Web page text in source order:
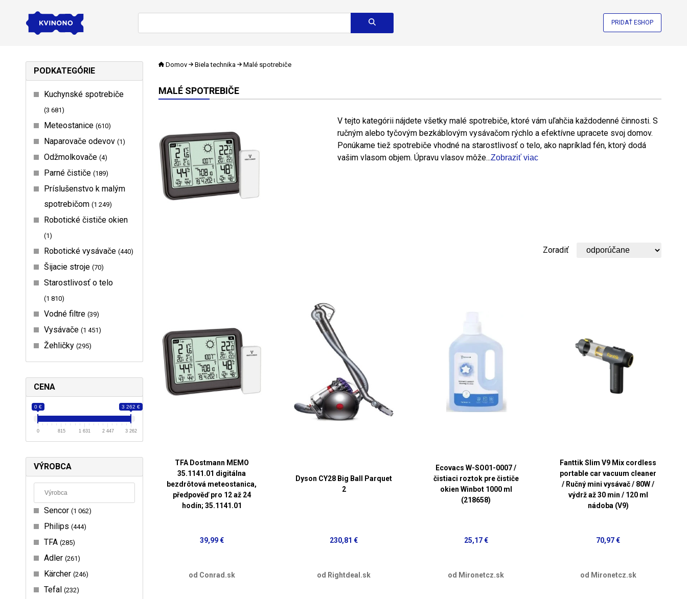
PRIDAŤ ESHOP
PODKATEGÓRIE
Kuchynské spotrebiče
3 681
Meteostanice 610
Naparovače odevov 1
Odžmolkovače 4
Parné čističe 189
Príslušenstvo k malým
spotrebičom 1 249
Robotické čističe okien
1
Robotické vysávače 440
Šijacie stroje 70
Starostlivosť o telo
1 810
Vodné filtre 39
Vysávače 1 451
Žehličky 295
CENA
0 € 3 262 €
0 815 1 631 2 447 3 262
VÝROBCA
Sencor 1 062
Philips 444
TFA 285
Adler 261
Kärcher 246
Tefal 232
Domov Biela technika Malé spotrebiče
MALÉ SPOTREBIČE
V tejto kategórii nájdete všetky malé spotrebiče, ktoré vám uľahčia každodenné činnosti. S
ručným alebo tyčovým bezkáblovým vysávačom rýchlo a efektívne upracete svoj domov.
Ponúkame tiež spotrebiče vhodné na starostlivosť o telo, ako napríklad fén, ktorý dodá
vašim vlasom objem. Úpravu vlasov môže...Zobraziť viac
Zoradiť
TFA Dostmann MEMO
35.1141.01 digitálna
bezdrôtová meteostanica,
předpověď pro 12 až 24
hodín; 35.1141.01
39,99 €
od Conrad.sk
Dyson CY28 Big Ball Parquet
2
230,81 €
od Rightdeal.sk
Ecovacs W-SO01-0007 /
čistiaci roztok pre čističe
okien Winbot 1000 ml
(218658)
25,17 €
od Mironetcz.sk
Fanttik Slim V9 Mix cordless
portable car vacuum cleaner
/ Ručný mini vysávač / 80W /
výdrž až 30 min / 120 ml
nádoba (V9)
70,97 €
od Mironetcz.sk